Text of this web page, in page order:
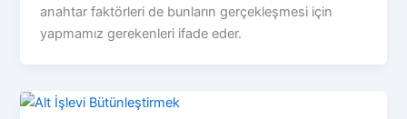
anahtar faktörleri de bunların gerçekleşmesi için
yapmamız gerekenleri ifade eder.